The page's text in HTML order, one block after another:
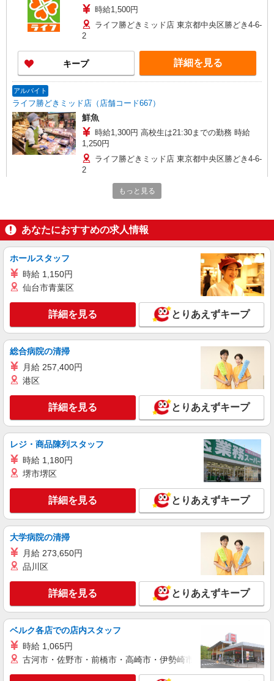
時給1,500円
ライフ勝どきミッド店 東京都中央区勝どき4-6-
2
キープ 詳細を見る
アルバイト
ライフ勝どきミッド店（店舗コード667）
鮮魚
時給1,300円 高校生は21:30までの勤務 時給
1,250円
ライフ勝どきミッド店 東京都中央区勝どき4-6-
2
パート
ライフ勝どきミッド店（店舗コード667）
ライフ勝どきミッド店 東京都中央区勝どき4-6-
2
キープ 詳細を見る
ライフ勝どきミッド店（店舗コード667）
1,250円
ライフ勝どきミッド店 東京都中央区勝どき4-6-
キープ 詳細を見る
ライフ勝どきミッド店（店舗コード667）
デイリー・加工食品
時以降 時給1,350円以上 20時以降 時給1,450円以
上
ライフ勝どきミッド店 東京都中央区勝どき4-6-
キープ 詳細を見る
アルバイト
ライフ勝どきミッド店（店舗コード667）
レジ
もっと見る
あなたにおすすめの求人情報
ホールスタッフ
時給 1,150円
仙台市青葉区
詳細を見る とりあえずキープ
総合病院の清掃
月給 257,400円
港区
詳細を見る とりあえずキープ
レジ・商品陳列スタッフ
時給 1,180円
堺市堺区
詳細を見る とりあえずキープ
大学病院の清掃
月給 273,650円
品川区
詳細を見る とりあえずキープ
ベルク各店での店内スタッフ
時給 1,065円
古河市・佐野市・前橋市・高崎市・伊勢崎市・太田市・館林市